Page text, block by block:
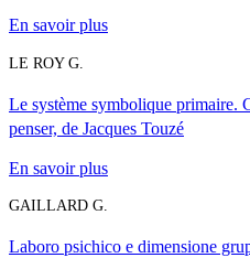
En savoir plus
LE ROY G.
Le système symbolique primaire.
penser, de Jacques Touzé
En savoir plus
GAILLARD G.
Laboro psichico e dimensione